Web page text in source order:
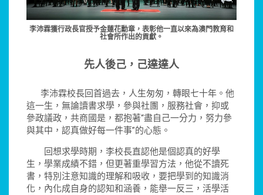
李沛霖獲行政長官授予金蓮花勳章，表彰他一直以來為澳門教育和
社會所作出的貢獻。
先人後己，己達達人
李沛霖校長回首過去，人生匆匆，轉眼七十年。他
這一生，無論讀書求學，參與社團，服務社會，抑或
參政議政，共商國是，都抱著“盡自己一分力，努力參
與其中，認真做好每一件事”的心態。
回想求學時期，李校長直認他是個認真的好學
生，學業成績不錯，但更著重學習方法，他從不讀死
書，特別注意知識的理解和吸收，要把學到的知識消
化，內化成自身的認知和涵養，能舉一反三，活學活